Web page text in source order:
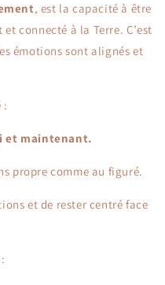
, est la capacité à être
connecté à la Terre. C’est
émotions sont alignés et
:
et maintenant.
propre comme au figuré.
et de rester centré face